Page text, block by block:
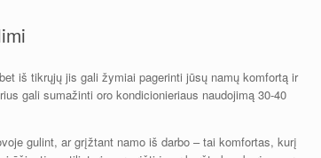
iš tikrųjų jis gali žymiai pagerinti jūsų namų komfortą ir
gali sumažinti oro kondicionieriaus naudojimą 30-40
gulint, ar grįžtant namo iš darbo – tai komfortas, kurį